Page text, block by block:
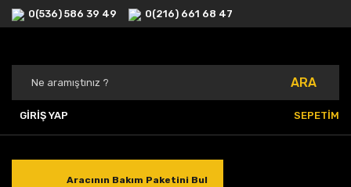
0(536) 586 39 49 0(216) 661 68 47
ARA
GİRİŞ YAP SEPETİM
Aracının Bakım Paketini Bul